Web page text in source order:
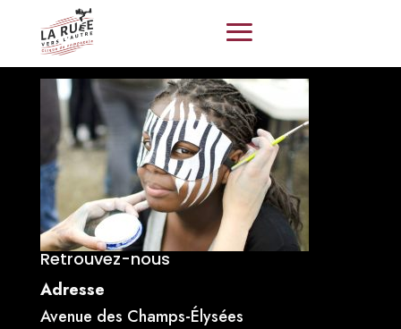
Retrouvez-nous
Adresse
Avenue des Champs-Élysées